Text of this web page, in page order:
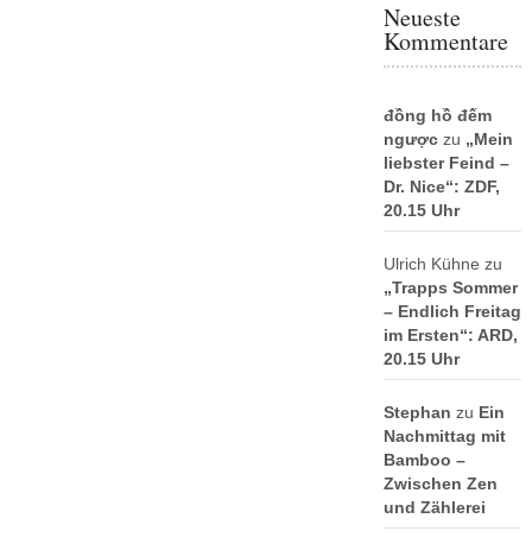
Neueste
Kommentare
đồng hồ đếm
ngượczu „Mein
liebster Feind –
Dr. Nice“: ZDF,
20.15 Uhr
Ulrich Kühne zu
„Trapps Sommer
– Endlich Freitag
im Ersten“: ARD,
20.15 Uhr
Stephan zu Ein
Nachmittag mit
Bamboo –
Zwischen Zen
und Zählerei